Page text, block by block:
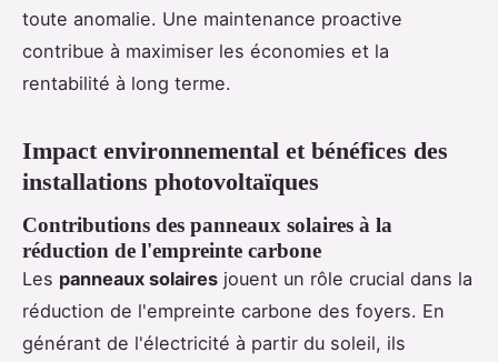
toute anomalie. Une maintenance proactive
contribue à maximiser les économies et la
rentabilité à long terme.
Impact environnemental et bénéfices des
installations photovoltaïques
Contributions des panneaux solaires à la
réduction de l'empreinte carbone
Les panneaux solaires jouent un rôle crucial dans la
réduction de l'empreinte carbone des foyers. En
générant de l'électricité à partir du soleil, ils